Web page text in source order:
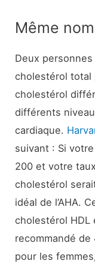
Même
Deux
cholestérol total
cholestérol
différents
cardiaque.
suivant : Si
200 et votre
cholestérol
idéal de l’AHA.
cholestérol HDL
recommandé
pour les